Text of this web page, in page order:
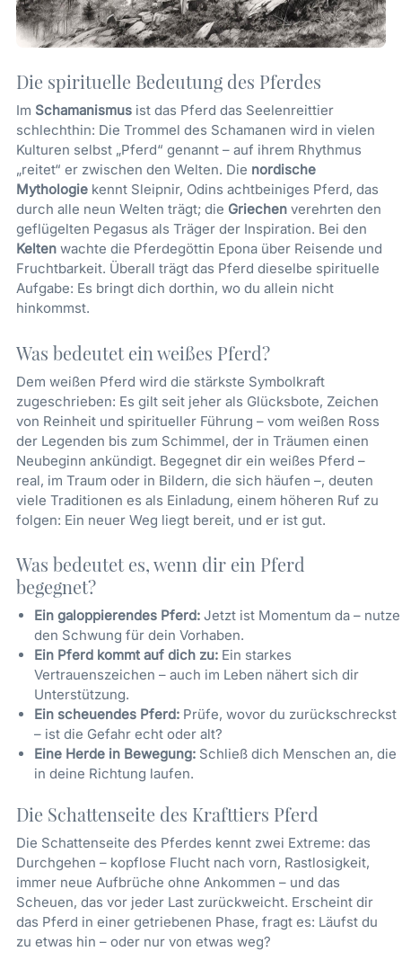
Die spirituelle Bedeutung des Pferdes
Im Schamanismus ist das Pferd das Seelenreittier
schlechthin: Die Trommel des Schamanen wird in vielen
Kulturen selbst „Pferd“ genannt – auf ihrem Rhythmus
„reitet“ er zwischen den Welten. Die nordische
Mythologie kennt Sleipnir, Odins achtbeiniges Pferd, das
durch alle neun Welten trägt; die Griechen verehrten den
geflügelten Pegasus als Träger der Inspiration. Bei den
Kelten wachte die Pferdegöttin Epona über Reisende und
Fruchtbarkeit. Überall trägt das Pferd dieselbe spirituelle
Aufgabe: Es bringt dich dorthin, wo du allein nicht
hinkommst.
Was bedeutet ein weißes Pferd?
Dem weißen Pferd wird die stärkste Symbolkraft
zugeschrieben: Es gilt seit jeher als Glücksbote, Zeichen
von Reinheit und spiritueller Führung – vom weißen Ross
der Legenden bis zum Schimmel, der in Träumen einen
Neubeginn ankündigt. Begegnet dir ein weißes Pferd –
real, im Traum oder in Bildern, die sich häufen –, deuten
viele Traditionen es als Einladung, einem höheren Ruf zu
folgen: Ein neuer Weg liegt bereit, und er ist gut.
Was bedeutet es, wenn dir ein Pferd
begegnet?
Ein galoppierendes Pferd: Jetzt ist Momentum da – nutze
den Schwung für dein Vorhaben.
Ein Pferd kommt auf dich zu: Ein starkes
Vertrauenszeichen – auch im Leben nähert sich dir
Unterstützung.
Ein scheuendes Pferd: Prüfe, wovor du zurückschreckst
– ist die Gefahr echt oder alt?
Eine Herde in Bewegung: Schließ dich Menschen an, die
in deine Richtung laufen.
Die Schattenseite des Krafttiers Pferd
Die Schattenseite des Pferdes kennt zwei Extreme: das
Durchgehen – kopflose Flucht nach vorn, Rastlosigkeit,
immer neue Aufbrüche ohne Ankommen – und das
Scheuen, das vor jeder Last zurückweicht. Erscheint dir
das Pferd in einer getriebenen Phase, fragt es: Läufst du
zu etwas hin – oder nur von etwas weg?